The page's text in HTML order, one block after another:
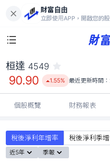
財富自由
立即使用APP，開啟您的
90.90
桓達 4549
90.90 1.55% 最近更新時間：
個股概覽 財務報表
稅後淨利年增率 稅後淨利季
近5年 季報